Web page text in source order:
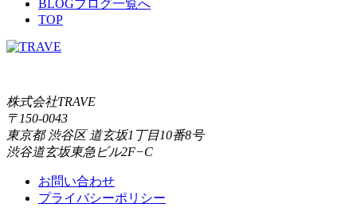
BLOGブログ一覧へ
TOP
株式会社TRAVE
〒150-0043
東京都 渋谷区 道玄坂1丁目10番8号
渋谷道玄坂東急ビル2F−C
お問い合わせ
プライバシーポリシー